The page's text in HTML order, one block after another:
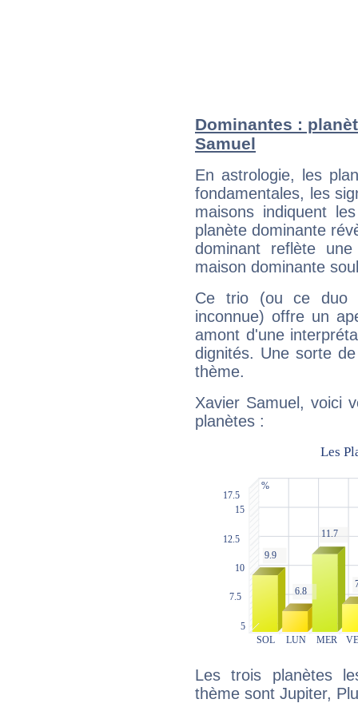
Dominantes :
Samuel
En astrologie, les
fondamentales, les
maisons indiquent
planète dominante
dominant reflète
maison dominante
Ce trio (ou ce duo
inconnue) offre un
amont d'une
dignités. Une sorte
thème.
Xavier Samuel, voici
planètes :
Les trois planètes
thème sont Jupiter,